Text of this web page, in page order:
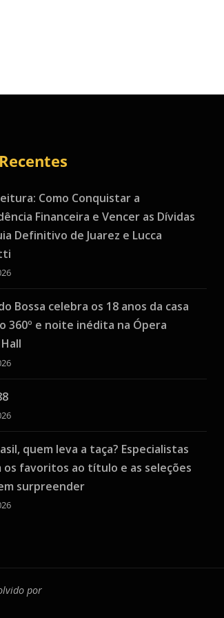
Como Conquistar a
Financeira e Vencer as Dívidas
Definitivo de Juarez e Lucca
Bossa celebra os 18 anos da casa
360º e noite inédita na Ópera
quem leva a taça? Especialistas
os favoritos ao título e as seleções
surpreender
por